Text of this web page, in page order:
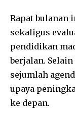
Rapat bulanan
sekaligus
pendidikan
berjalan.
sejumlah
upaya
ke depan.